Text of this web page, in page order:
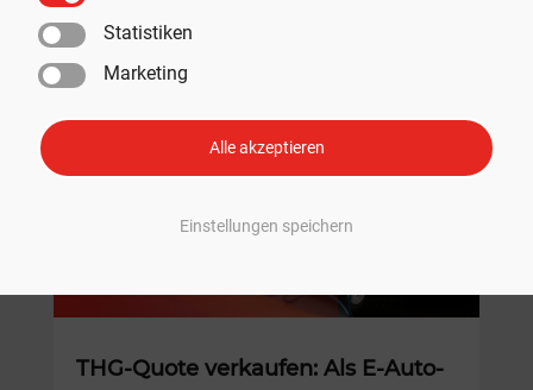
Statistiken
Marketing
Alle akzeptieren
Einstellungen speichern
Empfohlen
THG-Quote verkaufen: Als E-Auto-